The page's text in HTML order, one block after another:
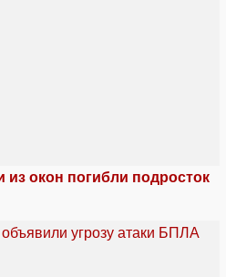
из окон погибли подросток